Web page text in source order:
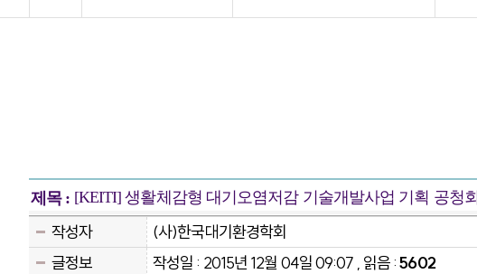
제목 : [KEITI] 생활체감형 대기오염저감 기술개발사업 기획 공청회
작성자
(사)한국대기환경학회
글정보
작성일 : 2015년 12월 04일 09:07 , 읽음 :5602